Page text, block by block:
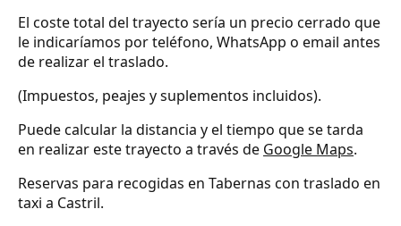
El coste total del trayecto sería un precio cerrado que
le indicaríamos por teléfono, WhatsApp o email antes
de realizar el traslado.
(Impuestos, peajes y suplementos incluidos).
Puede calcular la distancia y el tiempo que se tarda
en realizar este trayecto a través de Google Maps.
Reservas para recogidas en Tabernas con traslado en
taxi a Castril.